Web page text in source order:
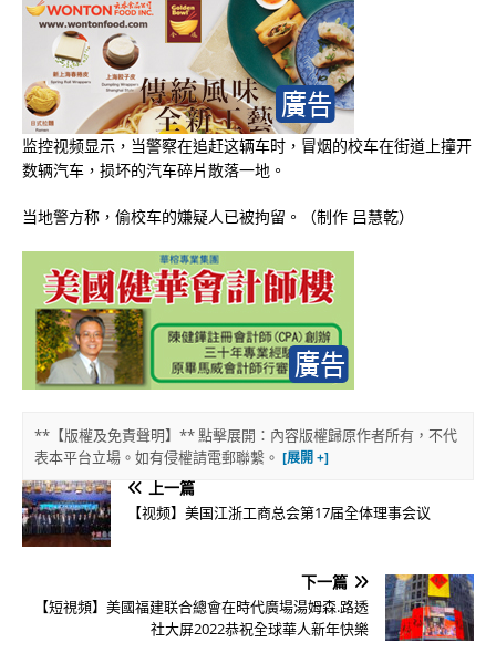
监控视频显示，当警察在追赶这辆车时，冒烟的校车在街道上撞开
数辆汽车，损坏的汽车碎片散落一地。
当地警方称，偷校车的嫌疑人已被拘留。（制作 吕慧乾）
**【版權及免責聲明】** 點擊展開：內容版權歸原作者所有，不代
表本平台立場。如有侵權請電郵聯繫。
上一篇
【视频】美国江浙工商总会第17届全体理事会议
下一篇
【短視頻】美國福建联合總會在時代廣場湯姆森.路透
社大屏2022恭祝全球華人新年快樂